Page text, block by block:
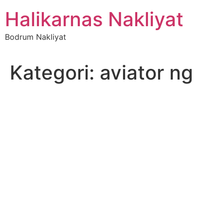
atlaHalikarnas Nakliyat
Bodrum Nakliyat
Kategori: aviator ng